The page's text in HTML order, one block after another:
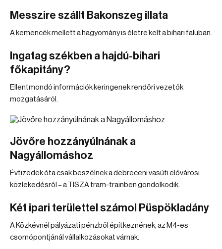
Messzire szállt Bakonszeg illata
A kemencék mellett a hagyomány is életre kelt a bihari faluban.
Ingatag székben a hajdú-bihari
főkapitány?
Ellentmondó információk keringenek rendőri vezetők
mozgatásáról.
Jövőre hozzányúlnának a
Nagyállomáshoz
Évtizedek óta csak beszélnek a debreceni vasúti elővárosi
közlekedésről – a TISZA tram-trainben gondolkodik.
Két ipari területtel számol Püspökladány
A Közkévnél pályázati pénzből építkeznének; az M4-es
csomópontjánál vállalkozásokat várnak.